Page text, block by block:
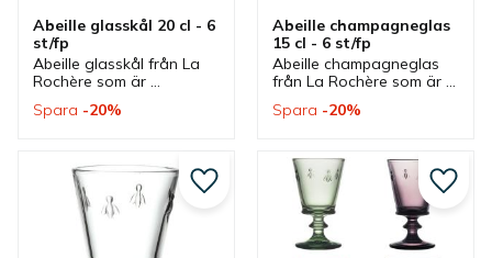
Abeille glasskål 20 cl - 6
st/fp
Abeille glasskål från La
Rochère som är
napoleonbin. En
olika desserter eller
efterrätter.
Spara 20%
Abeille champagneglas
15 cl - 6 st/fp
Abeille champagneglas
från La Rochère som är
napoleonbin. Ett glas för
drinkar som bellini och
mimosa.
Spara 20%
Lägg till i favoriter Lägg